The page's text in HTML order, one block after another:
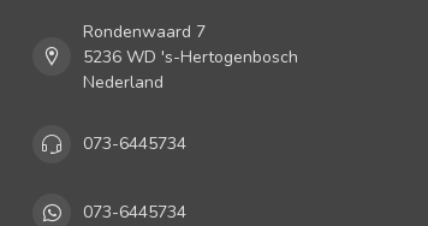
Rondenwaard 7
5236 WD 's-Hertogenbosch
Nederland
073-6445734
073-6445734